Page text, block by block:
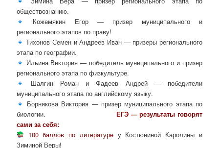
обществознанию.
Кожемякин Егор — призер муниципального и
регионального этапов по праву!
Тихонов Семен и Андреев Иван — призеры регионального
этапа по географии.
Ильина Виктория — победитель муниципального и призер
регионального этапа по физкультуре.
Шалгин Роман и Фадеев Андрей — победители
муниципального этапа по английскому языку.
Борнякова Виктория — призер муниципального этапа по
биологии.
ЕГЭ — результаты говорят
сами за себя:
100 баллов по литературеу Костюниной Каролины и
Зиминой Веры!